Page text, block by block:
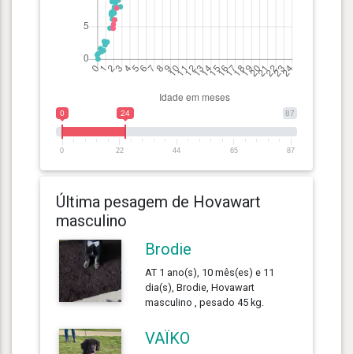
87
0 24
0 22 44 65 87
Última pesagem de Hovawart
masculino
Brodie
AT 1 ano(s), 10 mês(es) e 11
dia(s), Brodie, Hovawart
masculino , pesado 45 kg.
VAÏKO